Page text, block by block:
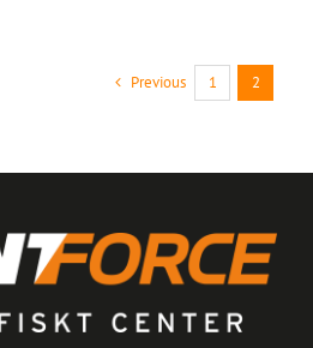
Previous 1 2